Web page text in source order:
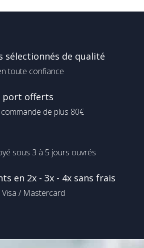
sélectionnés de qualité
toute confiance
port offerts
de plus 80€
sous 3 à 5 jours ouvrés
en 2x - 3x - 4x sans frais
Visa / Mastercard